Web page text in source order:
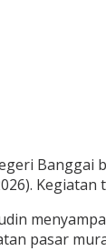
Banggai
pasar